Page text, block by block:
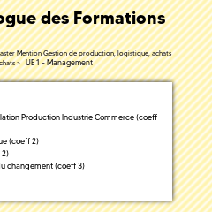
des Formations
Mention Gestion de production, logistique, achats
UE 1 - Management
Production Industrie Commerce (coeff
(coeff 2)
2)
changement (coeff 3)